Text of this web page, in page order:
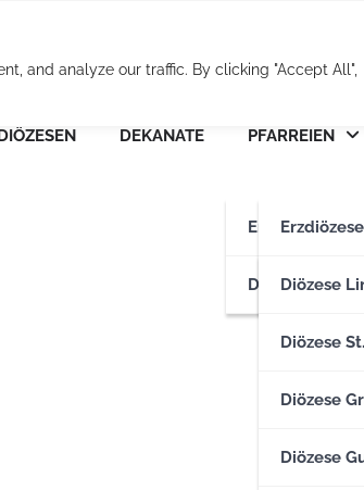
and analyze our traffic. By clicking "Accept All",
DEKANATE PFARREIEN
Erzdiözesen
Diözesen
Diözese
Diözese
Diözese
Diözese